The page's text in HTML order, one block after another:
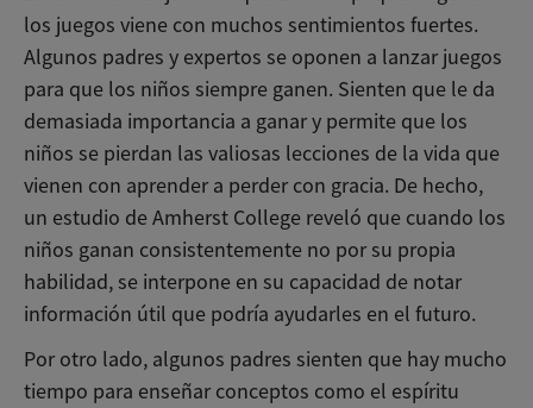
los juegos viene con muchos sentimientos fuertes.
Algunos padres y expertos se oponen a lanzar juegos
para que los niños siempre ganen. Sienten que le da
demasiada importancia a ganar y permite que los
niños se pierdan las valiosas lecciones de la vida que
vienen con aprender a perder con gracia. De hecho,
un estudio de Amherst College reveló que cuando los
niños ganan consistentemente no por su propia
habilidad, se interpone en su capacidad de notar
información útil que podría ayudarles en el futuro.
Por otro lado, algunos padres sienten que hay mucho
tiempo para enseñar conceptos como el espíritu